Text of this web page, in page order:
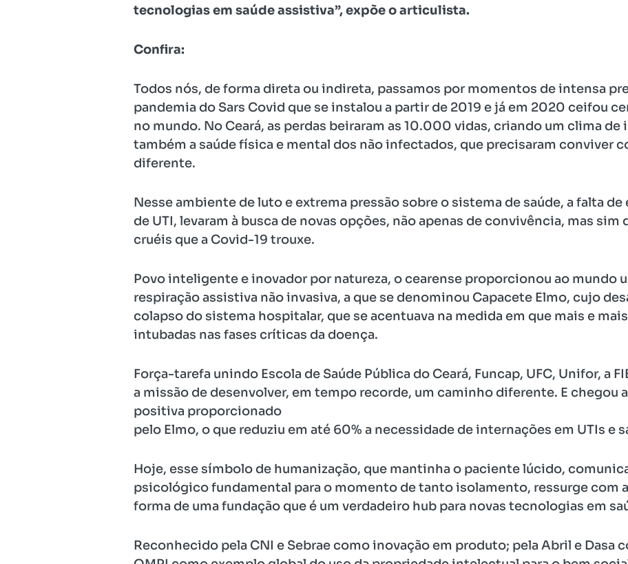
tecnologias em saúde assistiva”, expõe o articulista.
Confira:
Todos nós, de forma direta ou indireta, passamos por momentos de intensa
pandemia do Sars Covid que se instalou a partir de 2019 e já em 2020 ceifou
no mundo. No Ceará, as perdas beiraram as 10.000 vidas, criando um clima de
também a saúde física e mental dos não infectados, que precisaram conviver
diferente.
Nesse ambiente de luto e extrema pressão sobre o sistema de saúde, a falta
de UTI, levaram à busca de novas opções, não apenas de convivência, mas
cruéis que a Covid-19 trouxe.
Povo inteligente e inovador por natureza, o cearense proporcionou ao mundo
respiração assistiva não invasiva, a que se denominou Capacete Elmo, cujo
colapso do sistema hospitalar, que se acentuava na medida em que mais e
intubadas nas fases críticas da doença.
Força-tarefa unindo Escola de Saúde Pública do Ceará, Funcap, UFC, Unifor, a
a missão de desenvolver, em tempo recorde, um caminho diferente. E chegou
positiva proporcionado
pelo Elmo, o que reduziu em até 60% a necessidade de internações em UTIs e
Hoje, esse símbolo de humanização, que mantinha o paciente lúcido,
psicológico fundamental para o momento de tanto isolamento, ressurge com
forma de uma fundação que é um verdadeiro hub para novas tecnologias em
Reconhecido pela CNI e Sebrae como inovação em produto; pela Abril e Dasa